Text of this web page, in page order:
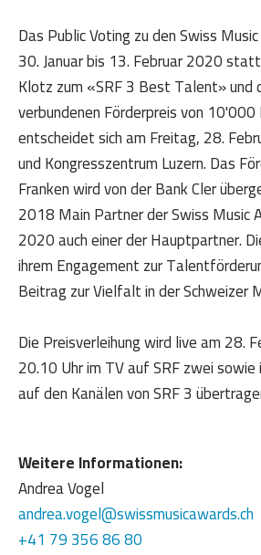
Das Public Voting zu den Swiss
30. Januar bis 13. Februar 2020
Klotz zum «SRF 3 Best Talent» und
verbundenen Förderpreis von
entscheidet sich am Freitag, 28.
und Kongresszentrum Luzern. Das
Franken wird von der Bank Cler
2018 Main Partner der Swiss Music
2020 auch einer der Hauptpartner.
ihrem Engagement zur
Beitrag zur Vielfalt in der Schweizer
Die Preisverleihung wird live am 28.
20.10 Uhr im TV auf SRF zwei sowie
auf den Kanälen von SRF 3
Weitere Informationen:
Andrea Vogel
andrea.vogel@swissmusicawards.ch
+41 79 356 86 80